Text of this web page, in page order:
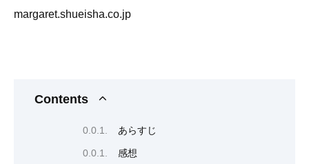
margaret.shueisha.co.jp
Contents
あらすじ
感想